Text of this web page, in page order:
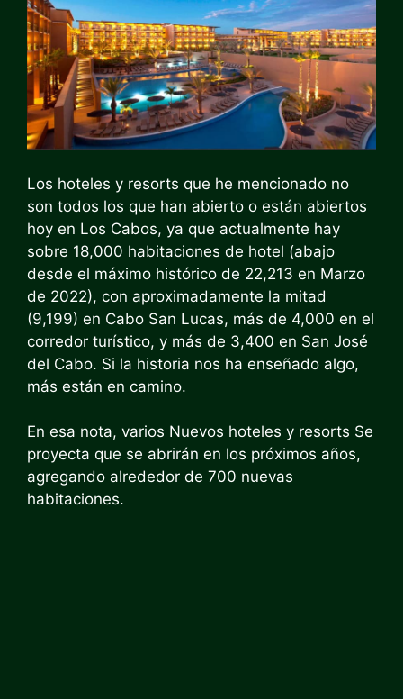
Los hoteles y resorts que he mencionado no
son todos los que han abierto o están abiertos
hoy en Los Cabos, ya que actualmente hay
sobre 18,000 habitaciones de hotel (abajo
desde el máximo histórico de 22,213 en Marzo
de 2022), con aproximadamente la mitad
(9,199) en Cabo San Lucas, más de 4,000 en el
corredor turístico, y más de 3,400 en San José
del Cabo. Si la historia nos ha enseñado algo,
más están en camino.
En esa nota, varios Nuevos hoteles y resorts Se
proyecta que se abrirán en los próximos años,
agregando alrededor de 700 nuevas
habitaciones.